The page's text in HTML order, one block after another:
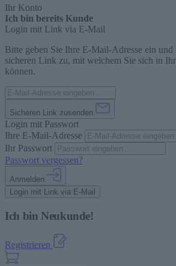
Ihr Konto
Ich bin bereits Kunde
Login mit Link via E-Mail
Bitte geben Sie Ihre E-Mail-Adresse ein und
sicheren Link zu, mit welchem Sie sich in
können.
Sicheren Link zusenden
Login mit Passwort
Ihre E-Mail-Adresse
Ihr Passwort
Passwort vergessen?
Anmelden
Login mit Link via E-Mail
Ich bin Neukunde!
Registrieren